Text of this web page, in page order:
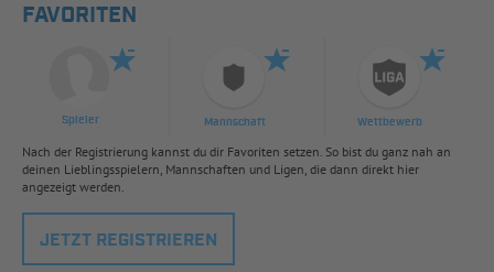
FAVORITEN
Spieler Mannschaft Wettbewerb
Nach der Registrierung kannst du dir Favoriten setzen. So bist du ganz nah an
deinen Lieblingsspielern, Mannschaften und Ligen, die dann direkt hier
angezeigt werden.
JETZT REGISTRIEREN